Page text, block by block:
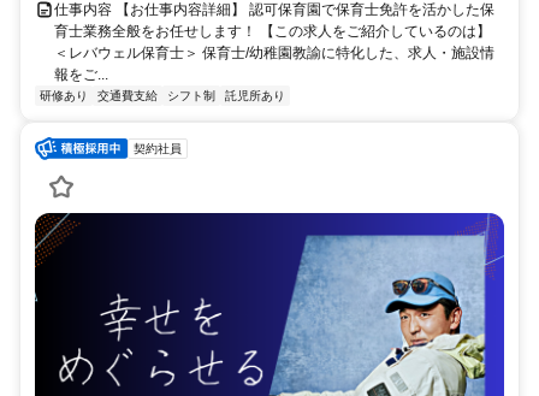
仕事内容 【お仕事内容詳細】 認可保育園で保育士免許を活かした保
育士業務全般をお任せします！ 【この求人をご紹介しているのは】
＜レバウェル保育士＞ 保育士/幼稚園教諭に特化した、求人・施設情
報をご...
研修あり 交通費支給 シフト制 託児所あり
契約社員